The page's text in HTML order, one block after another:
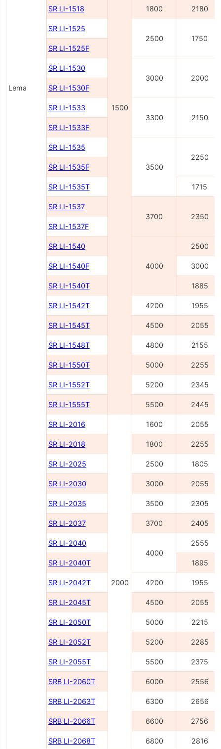
Lema
1500
SR LI-1518 1800 2180
SR LI-1525
2500
1750
SR LI-1525F
SR LI-1530
3000
2000
SR LI-1530F
SR LI-1533
3300
2150
SR LI-1533F
SR LI-1535
3500
2250
SR LI-1535F
SR LI-1535T 1715
SR LI-1537
3700
2350
SR LI-1537F
SR LI-1540
4000
2500
SR LI-1540F 3000
SR LI-1540Т 1885
SR LI-1542Т 4200 1955
SR LI-1545Т 4500 2055
SR LI-1548Т 4800 2155
SR LI-1550Т 5000 2255
SR LI-1552Т 5200 2345
SR LI-1555Т 5500 2445
SR LI-2016
2000
1600 2055
SR LI-2018 1800 2255
SR LI-2025 2500 1805
SR LI-2030 3000 2055
SR LI-2035 3500 2305
SR LI-2037 3700 2405
SR LI-2040
4000
2555
SR LI-2040Т 1895
SR LI-2042Т 4200 1955
SR LI-2045Т 4500 2055
SR LI-2050Т 5000 2215
SR LI-2052Т 5200 2285
SR LI-2055Т 5500 2375
SRB LI-2060Т 6000 2556
SRB LI-2063Т 6300 2656
SRB LI-2066Т 6600 2756
SRB LI-2068Т 6800 2816